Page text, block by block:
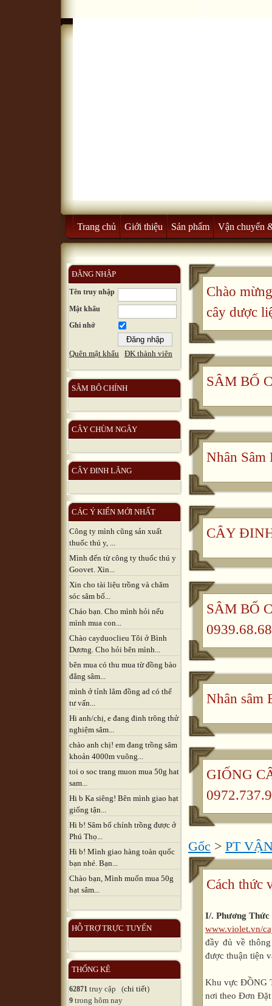
Trang chủ Giới thiệu Sản phẩm Vận chuyển
ĐĂNG NHẬP
Tên truy nhập
Mật khẩu
Ghi nhớ
Quên mật khẩu ĐK thành viên
SÂM BÔ CHÍNH
CÂY CHÙM NGÂY
CÂY ĐINH LĂNG
CÁC Ý KIẾN MỚI NHẤT
Công ty mình cũng sản xuất
thuốc thú y, ...
Mình đến từ công ty thuốc thú y
Goovet. Xin...
Xin cho tài liệu trồng và chăm
sóc sâm bố...
Cháo bạn. Cho mình hỏi nếu
mình mua con...
Chào cayduoclieu Tôi ở Bình
Dương. Cho hỏi bên mình...
bên mua có thu mua từ đồng bào
đẳng sâm...
mình ở tỉnh lâm đồng ad có thể
tư vấn...
Hi anh/chị, e đang đinh trông thử
nghiệm sâm...
chào anh chị! em đang trồng sâm
khoản 4000m vuông...
toi o soc trang muon mua 50g hat
sam...
Hi b Ka siêng! Bên mình giao hạt
giống tận...
Hi b! Sâm bố chính trồng được ở
Phú Thọ...
Hi b! Mình giao hàng toàn quốc
bạn nhé. Bạn...
Chào bạn, Mình muốn mua 50g
hạt sâm...
HỖ TRỢ TRỰC TUYẾN
THỐNG KÊ
62871 truy cập (chi tiết)
9 trong hôm nay
Chào
cây dược
SÂM BỐ
Nhân Sâm
CÂY
SÂM BỐ
Nhân sâm
GIỐNG
Gốc > PT
Cách thức
I/. Phương Thức
www.violet.vn/
đầy đủ về
được thuận tiện
Khu vực ĐỒNG
nơi theo Đơn